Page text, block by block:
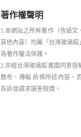
著作權聲明
1.本網站之所有著作（含語
其他內容）均屬「台灣玻璃館
為著作權法保護。
2.非經台灣玻璃館書面同意授
散布、傳輸 前條所述內容，
告訴並請求損害賠償。